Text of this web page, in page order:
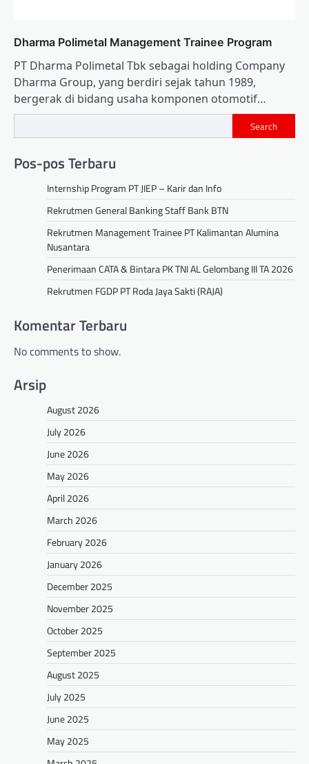
Dharma Polimetal Management Trainee Program
PT Dharma Polimetal Tbk sebagai holding Company
Dharma Group, yang berdiri sejak tahun 1989,
bergerak di bidang usaha komponen otomotif…
Search
Pos-pos Terbaru
Internship Program PT JIEP – Karir dan Info
Rekrutmen General Banking Staff Bank BTN
Rekrutmen Management Trainee PT Kalimantan Alumina
Nusantara
Penerimaan CATA & Bintara PK TNI AL Gelombang III TA 2026
Rekrutmen FGDP PT Roda Jaya Sakti (RAJA)
Komentar Terbaru
No comments to show.
Arsip
August 2026
July 2026
June 2026
May 2026
April 2026
March 2026
February 2026
January 2026
December 2025
November 2025
October 2025
September 2025
August 2025
July 2025
June 2025
May 2025